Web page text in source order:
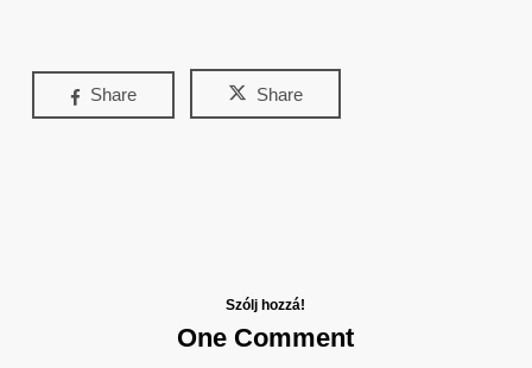
Share Share
Szólj hozzá!
One Comment